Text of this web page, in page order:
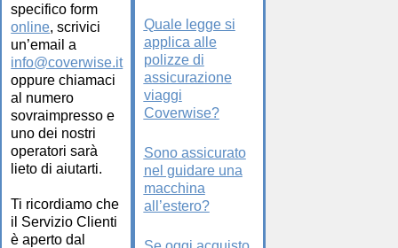
specifico form
online, scrivici
un’email a
info@coverwise.it
oppure chiamaci
al numero
sovraimpresso e
uno dei nostri
operatori sarà
lieto di aiutarti.
Ti ricordiamo che
il Servizio Clienti
è aperto dal
Quale legge si
applica alle
polizze di
assicurazione
viaggi
Coverwise?
Sono assicurato
nel guidare una
macchina
all’estero?